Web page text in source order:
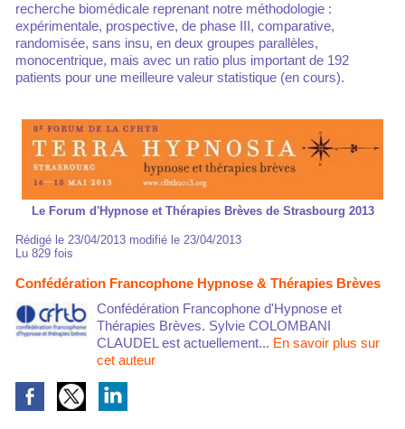
recherche biomédicale reprenant notre méthodologie :
expérimentale, prospective, de phase III, comparative,
randomisée, sans insu, en deux groupes parallèles,
monocentrique, mais avec un ratio plus important de 192
patients pour une meilleure valeur statistique (en cours).
Le Forum d'Hypnose et Thérapies Brèves de Strasbourg 2013
Rédigé le 23/04/2013 modifié le 23/04/2013
Lu 829 fois
Confédération Francophone Hypnose & Thérapies Brèves
Confédération Francophone d'Hypnose et
Thérapies Brèves. Sylvie COLOMBANI
CLAUDEL est actuellement... En savoir plus sur
cet auteur